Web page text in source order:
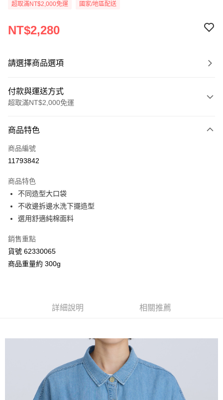
超取滿NT$2,000免運 國家/地區配送
NT$2,280
請選擇商品選項
付款與運送方式
超取滿NT$2,000免運
信用卡一次付款
信用卡分期付款
合作金庫商業銀行
華南商業銀行
上海商業儲蓄銀行
國泰世華商業銀行
匯豐（台灣）商業銀行
聯邦商業銀行
元大商業銀行
超商取貨付款
LINE Pay
街口支付
Google Pay
【關於「AFTEE先享後付」】
AFTEE先享後付是「在收到商品之後才付款」的支付方式。 讓您購物簡單
２．便利：只要手機號碼，簡訊認證，即可結帳。
３．安心：先確認商品／服務後，再付款。
【「AFTEE先享後付」結帳流程】
１．於結帳方式選擇「AFTEE先享後付」後，將跳轉至「AFTEE先享後付」
結帳頁面，進行簡訊認證並確認金額後，即可完成結帳。
２．訂單成立數日內，您將收到繳費通知簡訊。
每筆NT$80，滿NT$2,000(含以上)免運費
付款後全家取貨
每筆NT$80，滿NT$2,000(含以上)免運費
商品特色
商品編號
11793842
商品特色
不同造型大口袋
不收邊拆邊水洗下擺造型
選用舒適純棉面料
銷售重點
貨號 62330065
商品重量約 300g
詳細說明 相關推薦